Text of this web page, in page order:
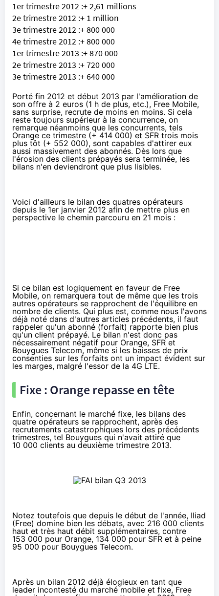
1er trimestre 2012 :+ 2,61 millions
2e trimestre 2012 :+ 1 million
3e trimestre 2012 :+ 800 000
4e trimestre 2012 :+ 800 000
1er trimestre 2013 :+ 870 000
2e trimestre 2013 :+ 720 000
3e trimestre 2013 :+ 640 000
Porté fin 2012 et début 2013 par l'amélioration de
son offre à 2 euros (1 h de plus, etc.), Free Mobile,
sans surprise, recrute de moins en moins. Si cela
reste toujours supérieur à la concurrence, on
remarque néanmoins que les concurrents, tels
Orange ce trimestre (+ 414 000) et SFR trois mois
plus tôt (+ 552 000), sont capables d'attirer eux
aussi massivement des abonnés. Dès lors que
l'érosion des clients prépayés sera terminée, les
bilans n'en deviendront que plus lisibles.
Voici d'ailleurs le bilan des quatres opérateurs
depuis le 1er janvier 2012 afin de mettre plus en
perspective le chemin parcouru en 21 mois :
Si ce bilan est logiquement en faveur de Free
Mobile, on remarquera tout de même que les trois
autres opérateurs se rapprochent de l'équilibre en
nombre de clients. Qui plus est, comme nous l'avons
déjà noté dans d'autres articles précédents, il faut
rappeler qu'un abonné (forfait) rapporte bien plus
qu'un client prépayé. Le bilan n'est donc pas
nécessairement négatif pour Orange, SFR et
Bouygues Telecom, même si les baisses de prix
consenties sur les forfaits ont un impact évident sur
les marges, malgré l'essor de la 4G LTE.
Fixe : Orange repasse en tête
Enfin, concernant le marché fixe, les bilans des
quatre opérateurs se rapprochent, après des
recrutements catastrophiques lors des précédents
trimestres, tel Bouygues qui n'avait attiré que
10 000 clients au deuxième trimestre 2013.
Notez toutefois que depuis le début de l'année, Iliad
(Free) domine bien les débats, avec 216 000 clients
haut et très haut débit supplémentaires, contre
153 000 pour Orange, 134 000 pour SFR et à peine
95 000 pour Bouygues Telecom.
Après un bilan 2012 déjà élogieux en tant que
leader incontesté du marché mobile et fixe, Free